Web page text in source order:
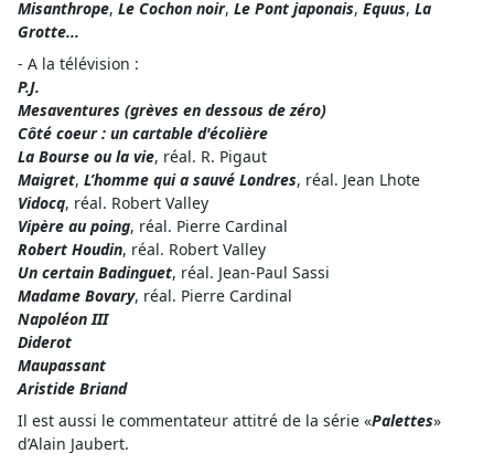
Misanthrope, Le Cochon noir, Le Pont japonais, Equus, La
Grotte...
- A la télévision :
P.J.
Mesaventures (grèves en dessous de zéro)
Côté coeur : un cartable d'écolière
La Bourse ou la vie, réal. R. Pigaut
Maigret, L’homme qui a sauvé Londres, réal. Jean Lhote
Vidocq, réal. Robert Valley
Vipère au poing, réal. Pierre Cardinal
Robert Houdin, réal. Robert Valley
Un certain Badinguet, réal. Jean-Paul Sassi
Madame Bovary, réal. Pierre Cardinal
Napoléon III
Diderot
Maupassant
Aristide Briand
Il est aussi le commentateur attitré de la série «Palettes»
d’Alain Jaubert.